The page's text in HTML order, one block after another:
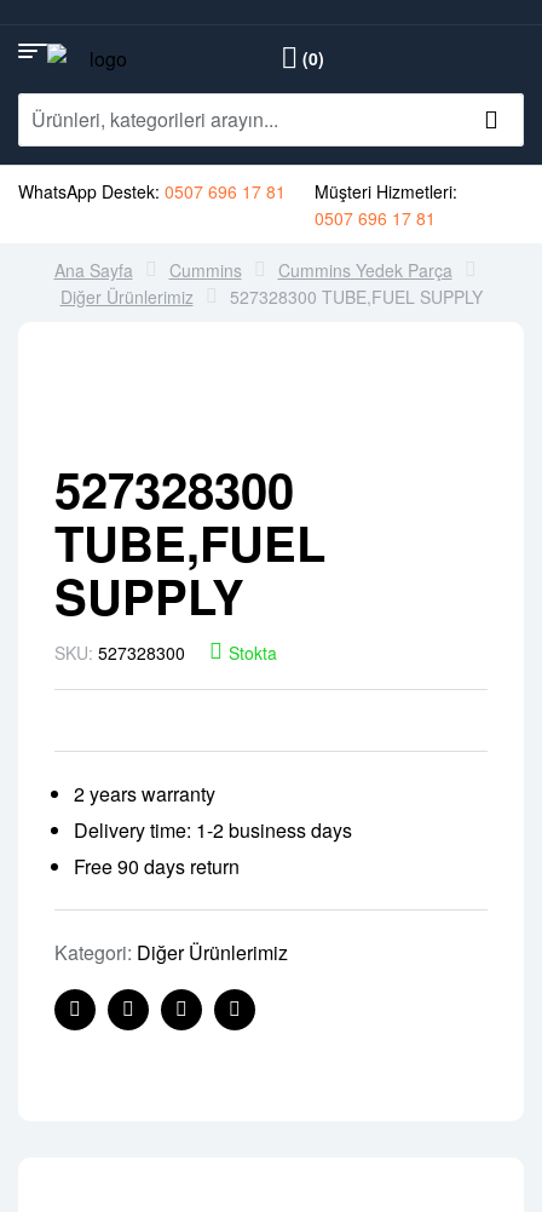
(0)
WhatsApp Destek: 0507 696 17 81
Müşteri Hizmetleri:
0507 696 17 81
Ana Sayfa Cummins
Cummins Yedek Parça
Diğer Ürünlerimiz
527328300 TUBE,FUEL SUPPLY
527328300
TUBE,FUEL
SUPPLY
SKU: 527328300 Stokta
2 years warranty
Delivery time: 1-2 business days
Free 90 days return
Kategori: Diğer Ürünlerimiz
FacebookTwitterLinkedinPinterest